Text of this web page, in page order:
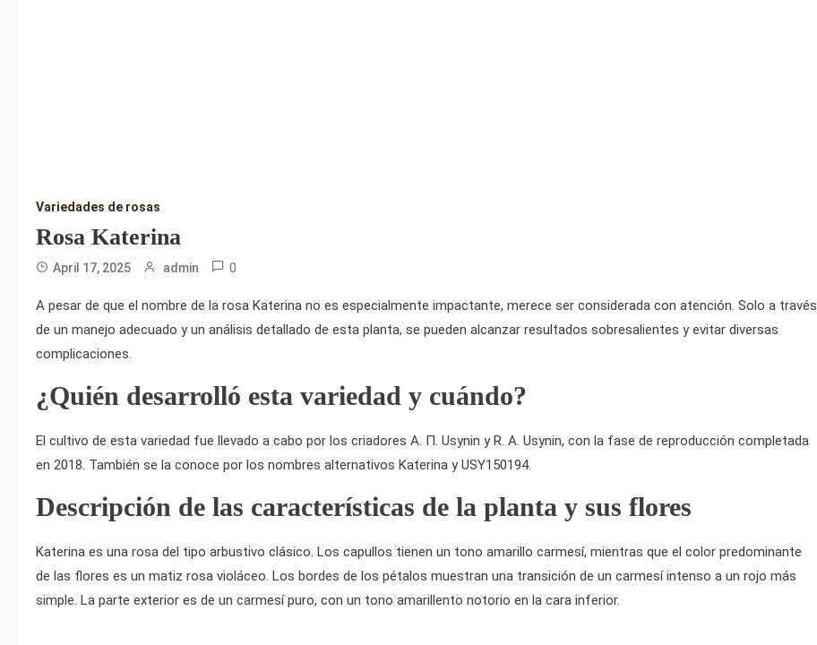
Variedades de rosas
Rosa Katerina
April 17, 2025 admin 0
A pesar de que el nombre de la rosa Katerina no es especialmente impactante, merece ser considerada con atención. Solo a través
de un manejo adecuado y un análisis detallado de esta planta, se pueden alcanzar resultados sobresalientes y evitar diversas
complicaciones.
¿Quién desarrolló esta variedad y cuándo?
El cultivo de esta variedad fue llevado a cabo por los criadores A. П. Usynin y R. А. Usynin, con la fase de reproducción completada
en 2018. También se la conoce por los nombres alternativos Katerina y USY150194.
Descripción de las características de la planta y sus flores
Katerina es una rosa del tipo arbustivo clásico. Los capullos tienen un tono amarillo carmesí, mientras que el color predominante
de las flores es un matiz rosa violáceo. Los bordes de los pétalos muestran una transición de un carmesí intenso a un rojo más
simple. La parte exterior es de un carmesí puro, con un tono amarillento notorio en la cara inferior.